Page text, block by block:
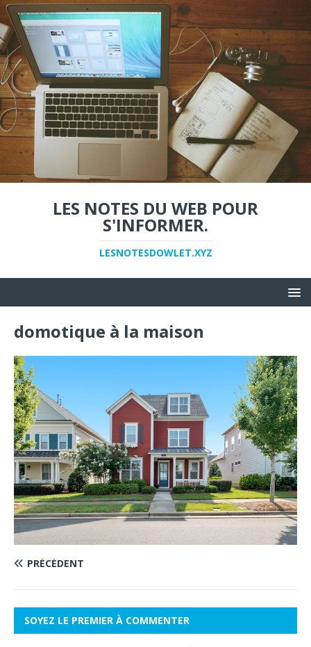
LES NOTES DU WEB POUR
S'INFORMER.
LESNOTESDOWLET.XYZ
domotique à la maison
PRÉCÉDENT
SOYEZ LE PREMIER À COMMENTER